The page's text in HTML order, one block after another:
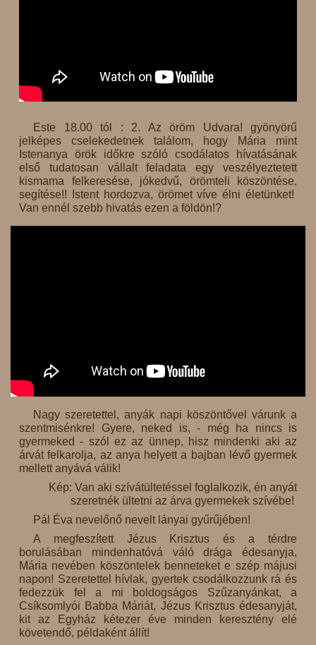
Este 18.00 tól : 2. Az öröm Udvara! gyönyörű
jelképes cselekedetnek találom, hogy Mária mint
Istenanya örök időkre szóló csodálatos hívatásának
első tudatosan vállalt feladata egy veszélyeztetett
kismama felkeresése, jókedvű, örömteli köszöntése,
segítése!! Istent hordozva, örömet víve élni életünket!
Van ennél szebb hivatás ezen a földön!?
Nagy szeretettel, anyák napi köszöntővel várunk a
szentmisénkre! Gyere, neked is, - még ha nincs is
gyermeked - szól ez az ünnep, hisz mindenki aki az
árvát felkarolja, az anya helyett a bajban lévő gyermek
mellett anyává válik!
Kép: Van aki szívátültetéssel foglalkozik, én anyát
szeretnék ültetni az árva gyermekek szívébe!
Pál Éva nevelőnő nevelt lányai gyűrűjében!
A megfeszített Jézus Krisztus és a térdre
borulásában mindenhatóvá váló drága édesanyja,
Mária nevében köszöntelek benneteket e szép májusi
napon! Szeretettel hívlak, gyertek csodálkozzunk rá és
fedezzük fel a mi boldogságos Szűzanyánkat, a
Csíksomlyói Babba Máriát, Jézus Krisztus édesanyját,
kit az Egyház kétezer éve minden keresztény elé
követendő, példaként állít!